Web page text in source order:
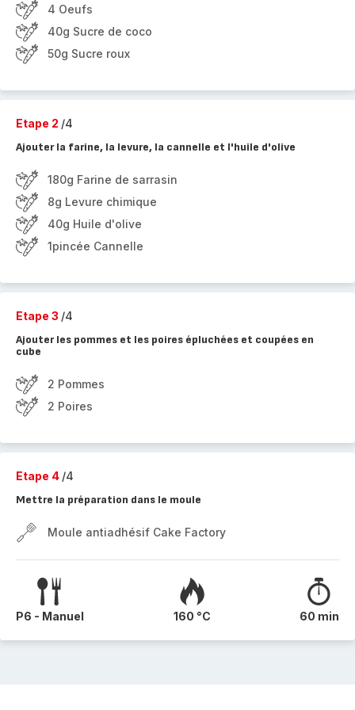
4 Oeufs
40g Sucre de coco
50g Sucre roux
Etape 2 /4
Ajouter la farine, la levure, la cannelle et l'huile d'olive
180g Farine de sarrasin
8g Levure chimique
40g Huile d'olive
1pincée Cannelle
Etape 3 /4
Ajouter les pommes et les poires épluchées et coupées en
cube
2 Pommes
2 Poires
Etape 4 /4
Mettre la préparation dans le moule
Moule antiadhésif Cake Factory
P6 - Manuel 160 °C 60 min